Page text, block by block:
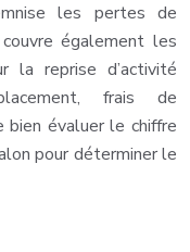
les pertes de
également les
la reprise d’activité
frais de
évaluer le chiffre
pour déterminer le